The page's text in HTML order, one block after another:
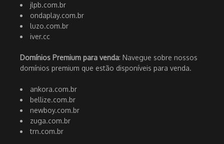
jlpb.com.br
ondaplay.com.br
luzo.com.br
iver.cc
Domínios Premium para venda: Navegue sobre nossos
domínios premium que estão disponíveis para venda.
ankora.com.br
bellize.com.br
newboy.com.br
zuga.com.br
trn.com.br